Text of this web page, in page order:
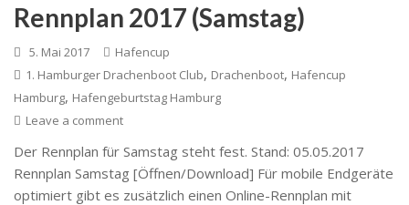
Rennplan 2017 (Samstag)
5. Mai 2017
Hafencup
1. Hamburger Drachenboot Club, Drachenboot, Hafencup
Hamburg, Hafengeburtstag Hamburg
Leave a comment
Der Rennplan für Samstag steht fest. Stand: 05.05.2017
Rennplan Samstag [Öffnen/Download] Für mobile Endgeräte
optimiert gibt es zusätzlich einen Online-Rennplan mit